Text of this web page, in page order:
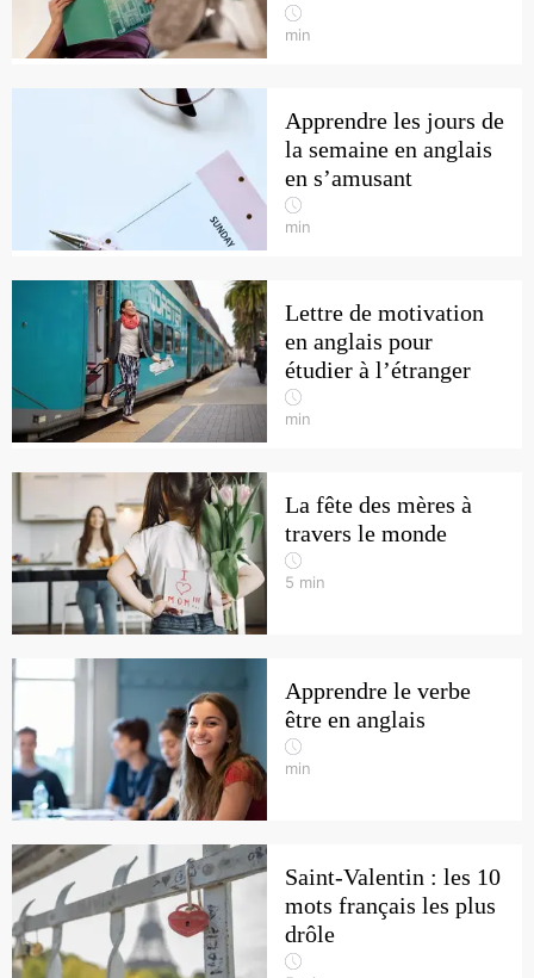
min
Apprendre les jours de
la semaine en anglais
en s’amusant
min
Lettre de motivation
en anglais pour
étudier à l’étranger
min
La fête des mères à
travers le monde
5 min
Apprendre le verbe
être en anglais
min
Saint-Valentin : les 10
mots français les plus
drôle